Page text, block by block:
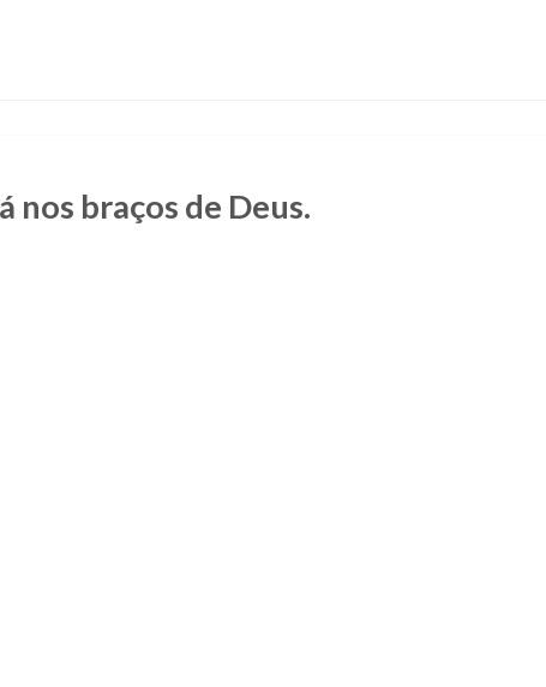
nos braços de Deus.